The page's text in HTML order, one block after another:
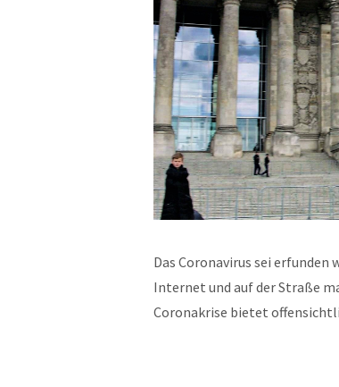
Das Coronavirus sei
Internet und auf der Straße
Coronakrise bietet